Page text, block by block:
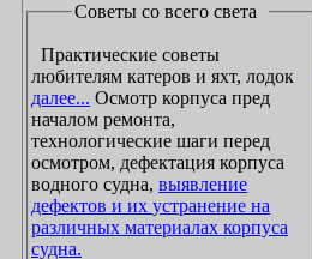
Советы со всего света
Практические советы
любителям катеров и яхт, лодок
далее... Осмотр корпуса пред
началом ремонта,
технологические шаги перед
осмотром, дефектация корпуса
водного судна, выявление
дефектов и их устранение на
различных материалах корпуса
судна.